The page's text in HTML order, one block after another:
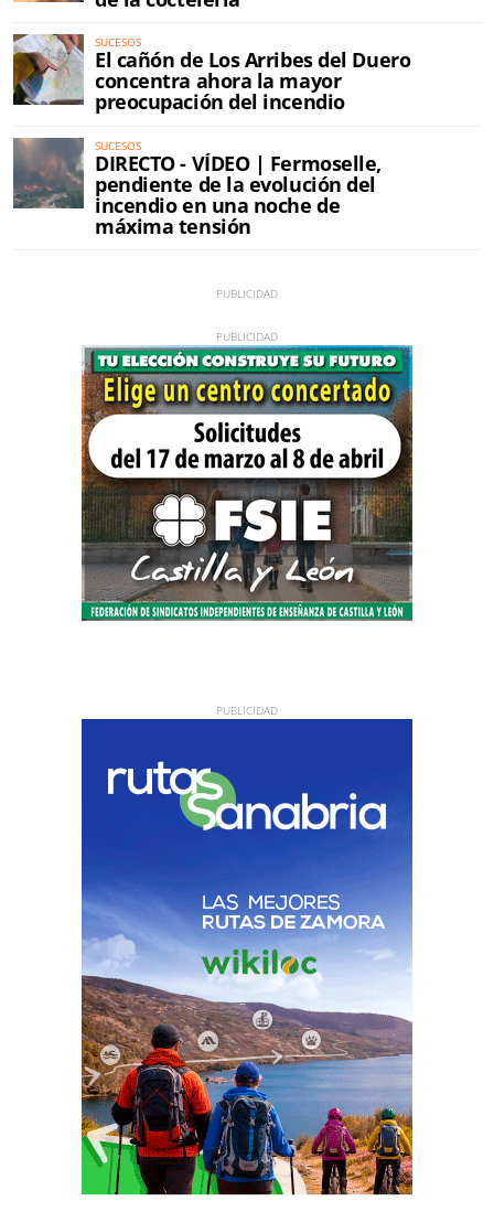
SUCESOS
El cañón de Los Arribes del Duero
concentra ahora la mayor
preocupación del incendio
SUCESOS
DIRECTO - VÍDEO | Fermoselle,
pendiente de la evolución del
incendio en una noche de
máxima tensión